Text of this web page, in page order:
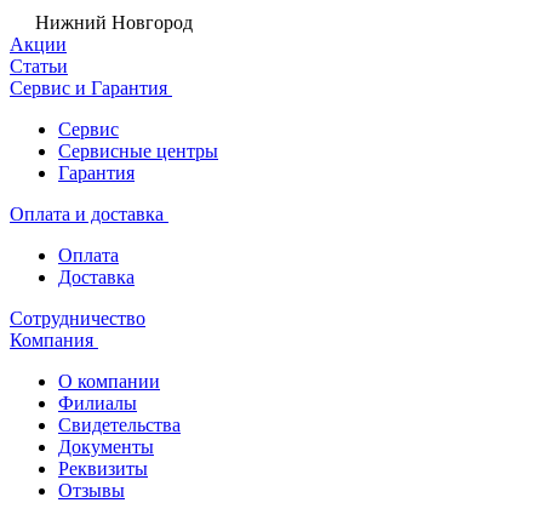
Нижний Новгород
Акции
Статьи
Сервис и Гарантия
Сервис
Сервисные центры
Гарантия
Оплата и доставка
Оплата
Доставка
Сотрудничество
Компания
О компании
Филиалы
Свидетельства
Документы
Реквизиты
Отзывы